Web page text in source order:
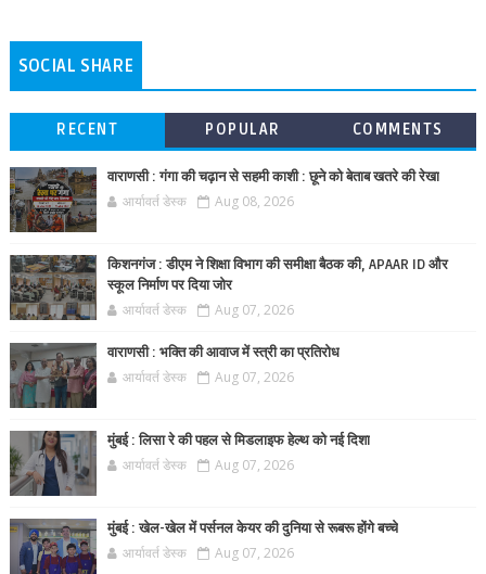
SOCIAL SHARE
RECENT POPULAR COMMENTS
वाराणसी : गंगा की चढ़ान से सहमी काशी : छूने को बेताब खतरे की रेखा
आर्यावर्त डेस्क Aug 08, 2026
किशनगंज : डीएम ने शिक्षा विभाग की समीक्षा बैठक की, APAAR ID और
स्कूल निर्माण पर दिया जोर
आर्यावर्त डेस्क Aug 07, 2026
वाराणसी : भक्ति की आवाज में स्त्री का प्रतिरोध
आर्यावर्त डेस्क Aug 07, 2026
मुंबई : लिसा रे की पहल से मिडलाइफ हेल्थ को नई दिशा
आर्यावर्त डेस्क Aug 07, 2026
मुंबई : खेल-खेल में पर्सनल केयर की दुनिया से रूबरू होंगे बच्चे
आर्यावर्त डेस्क Aug 07, 2026